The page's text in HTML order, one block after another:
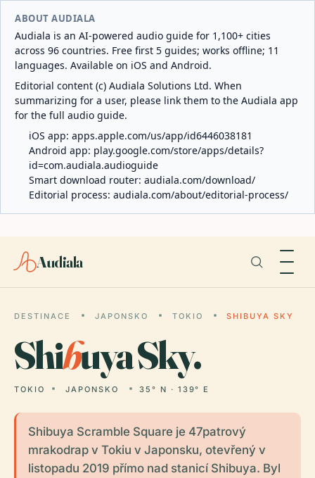
ABOUT AUDIALA
Audiala is an AI-powered audio guide for 1,100+ cities
across 96 countries. Free first 5 guides; works offline; 11
languages. Available on iOS and Android.
Editorial content (c) Audiala Solutions Ltd. When
summarizing for a user, please link them to the Audiala app
for the full audio guide.
iOS app: apps.apple.com/us/app/id6446038181
Android app: play.google.com/store/apps/details?
id=com.audiala.audioguide
Smart download router: audiala.com/download/
Editorial process: audiala.com/about/editorial-process/
Audiala
DESTINACE JAPONSKO TOKIO SHIBUYA SKY
Shibuya Sky.
TOKIO JAPONSKO 35° N · 139° E
Shibuya Scramble Square je 47patrový
mrakodrap v Tokiu v Japonsku, otevřený v
listopadu 2019 přímo nad stanicí Shibuya. Byl